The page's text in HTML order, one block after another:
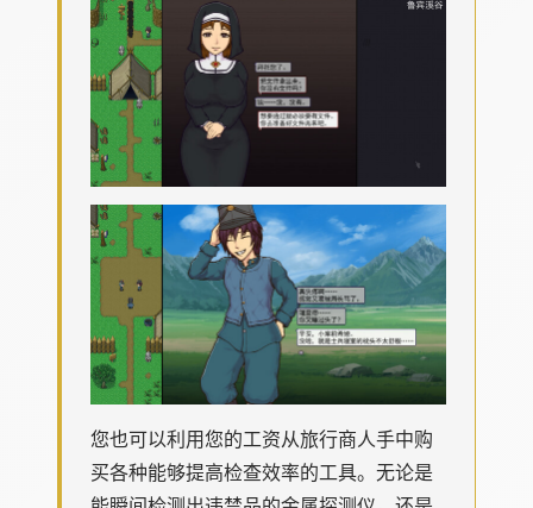
您也可以利用您的工资从旅行商人手中购
买各种能够提高检查效率的工具。无论是